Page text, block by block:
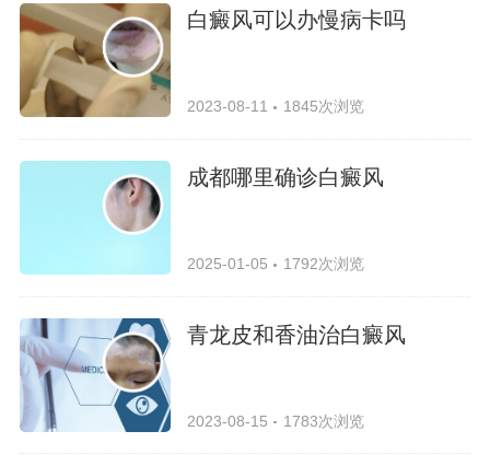
白癜风可以办慢病卡吗
2023-08-11 1845次浏览
成都哪里确诊白癜风
2025-01-05 1792次浏览
青龙皮和香油治白癜风
2023-08-15 1783次浏览